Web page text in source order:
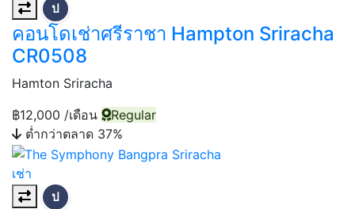
ป
คอนโดเช่าศรีราชา Hampton Sriracha
CR0508
Hamton Sriracha
฿12,000 /เดือน
Regular
ต่ำกว่าตลาด 37%
เช่า
ป